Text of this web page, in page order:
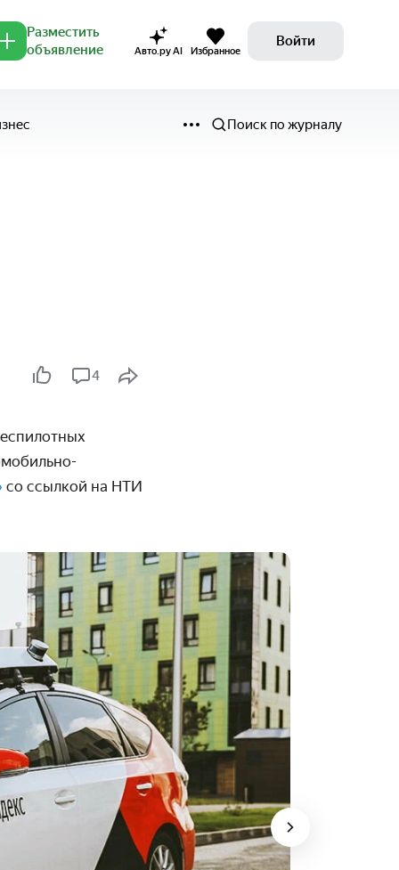
Разместить
объявление
Авто.ру AI Избранное
Войти
Поиск по журналу
4
со ссылкой на НТИ